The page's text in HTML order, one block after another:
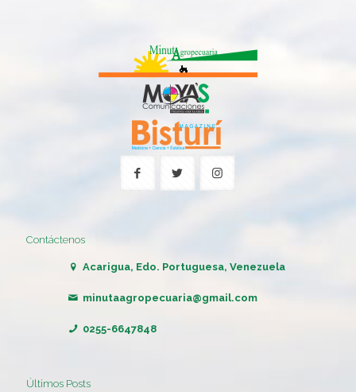
Contáctenos
Acarigua, Edo. Portuguesa, Venezuela
minutaagropecuaria@gmail.com
0255-6647848
Últimos Posts